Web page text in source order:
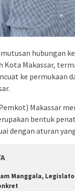
hubungan
Makassar,
ke permukaan
Makassar
bentuk
dengan aturan
Manggala,